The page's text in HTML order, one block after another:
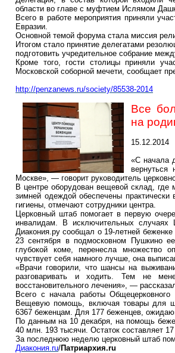
области во главе с муфтием Ислямом
Всего в работе мероприятия приняли
Евразии.
Основной темой форума стала миссия
Итогом стало принятие делегатами
подготовить учредительное собрание
Кроме того, гости столицы приняли
Московской соборной мечети, сообщает
http://penzanews.ru/society/85538-2014
Все
на
15.12.2014
«С начала
Москве», — говорит руководитель
В центре оборудован вещевой склад,
зимней одеждой обеспечены
гигиены, отмечают сотрудники центра.
Церковный штаб помогает в первую
инвалидам. В исключительных случаях
Диакония.ру сообщал о 19-летней
23 сентября в подмосковном Пушкино
глубокой коме, перенесла множество
чувствует себя намного лучше, она
«Врачи говорили, что шансы на
разговаривать и ходить. Тем не
восстановительного лечения», —
Всего с начала работы
Вещевую помощь, включая товары для
6367 беженцам. Для 177 беженцев,
По данным на 10 декабря, на помощь
40 млн. 193 тысячи. Остаток составляет
За последнюю неделю церковный штаб
Диакония.ru/Патриархия.ru